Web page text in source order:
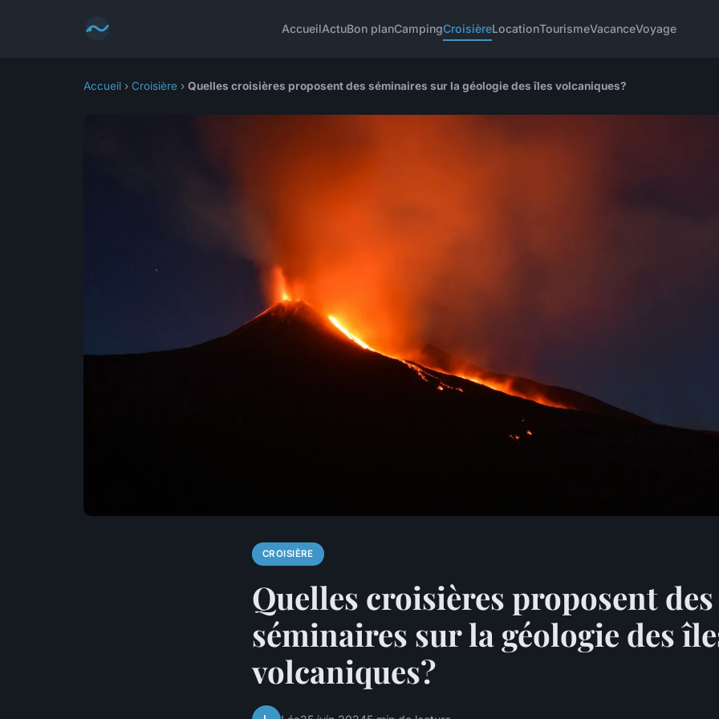
AccueilActuBon planCampingCroisièreLocationTourismeVacanceVoyage
Accueil › Croisière › Quelles croisières proposent des séminaires sur la géologie des îles volcaniques?
CROISIÈRE
Quelles croisières proposent des
séminaires sur la géologie des
volcaniques?